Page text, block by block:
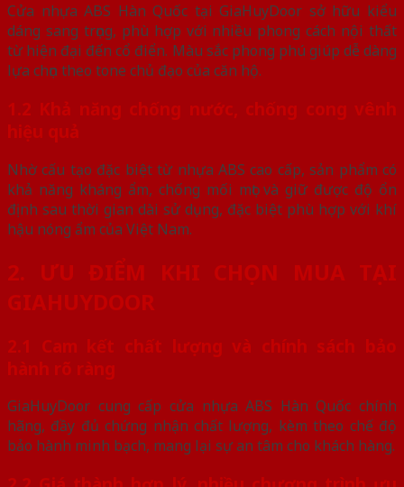
Cửa nhựa ABS Hàn Quốc tại GiaHuyDoor sở hữu kiểu
dáng sang trọng, phù hợp với nhiều phong cách nội thất
từ hiện đại đến cổ điển. Màu sắc phong phú giúp dễ dàng
lựa chọn theo tone chủ đạo của căn hộ.
1.2 Khả năng chống nước, chống cong vênh
hiệu quả
Nhờ cấu tạo đặc biệt từ nhựa ABS cao cấp, sản phẩm có
khả năng kháng ẩm, chống mối mọt và giữ được độ ổn
định sau thời gian dài sử dụng, đặc biệt phù hợp với khí
hậu nóng ẩm của Việt Nam.
2. ƯU ĐIỂM KHI CHỌN MUA TẠI
GIAHUYDOOR
2.1 Cam kết chất lượng và chính sách bảo
hành rõ ràng
GiaHuyDoor cung cấp cửa nhựa ABS Hàn Quốc chính
hãng, đầy đủ chứng nhận chất lượng, kèm theo chế độ
bảo hành minh bạch, mang lại sự an tâm cho khách hàng.